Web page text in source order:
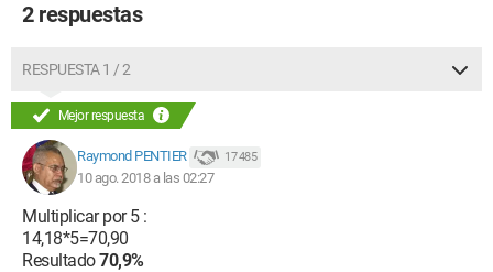
2 respuestas
RESPUESTA 1 / 2
Mejor respuesta
Raymond PENTIER 17 485
10 ago. 2018 a las 02:27
Multiplicar por 5 :
14,18*5=70,90
Resultado70,9%